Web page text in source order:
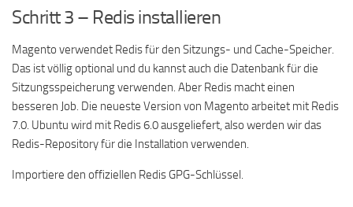
Schritt 3 – Redis installieren
Magento verwendet Redis für den Sitzungs- und Cache-Speicher.
Das ist völlig optional und du kannst auch die Datenbank für die
Sitzungsspeicherung verwenden. Aber Redis macht einen
besseren Job. Die neueste Version von Magento arbeitet mit Redis
7.0. Ubuntu wird mit Redis 6.0 ausgeliefert, also werden wir das
Redis-Repository für die Installation verwenden.
Importiere den offiziellen Redis GPG-Schlüssel.